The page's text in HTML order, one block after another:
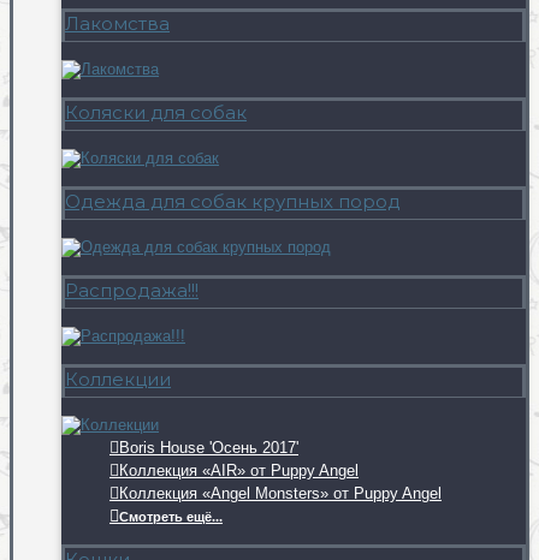
Лакомства
Коляски для собак
Одежда для собак крупных пород
Распродажа!!!
Коллекции
Boris House 'Осень 2017'
Коллекция «AIR» от Puppy Angel
Коллекция «Angel Monsters» от Puppy Angel
Смотреть ещё...